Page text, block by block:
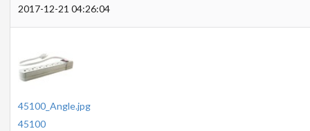
2017-12-21 04:26:04
45100_Angle.jpg
45100